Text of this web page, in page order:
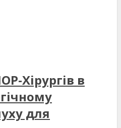
Хірургів в
для